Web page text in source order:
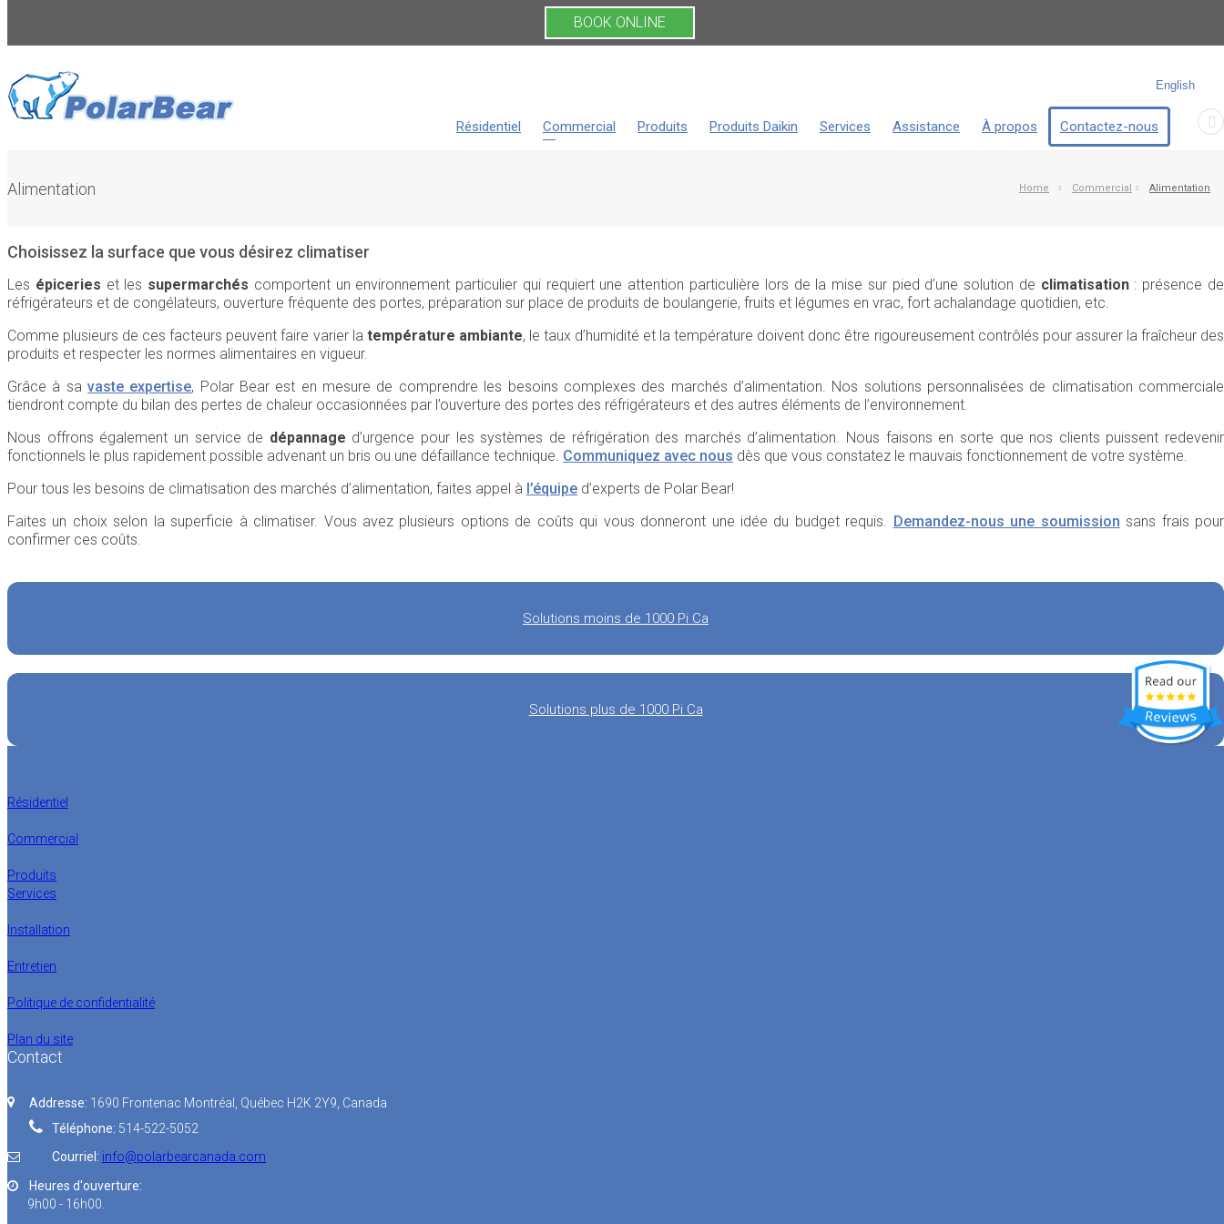
BOOK ONLINE
English
Résidentiel Commercial Produits Produits Daikin Services Assistance À propos Contactez-nous
Alimentation Home Commercial Alimentation
Choisissez la surface que vous désirez climatiser
Les épiceries et les supermarchés comportent un environnement particulier qui requiert une attention particulière lors de la mise sur pied d’une solution de climatisation: présence de
réfrigérateurs et de congélateurs, ouverture fréquente des portes, préparation sur place de produits de boulangerie, fruits et légumes en vrac, fort achalandage quotidien, etc.
Comme plusieurs de ces facteurs peuvent faire varier la température ambiante, le taux d’humidité et la température doivent donc être rigoureusement contrôlés pour assurer la fraîcheur des
produits et respecter les normes alimentaires en vigueur.
Grâce à savaste expertise, Polar Bear est en mesure de comprendre les besoins complexes des marchés d’alimentation. Nos solutions personnalisées de climatisation commerciale
tiendront compte du bilan des pertes de chaleur occasionnées par l’ouverture des portes des réfrigérateurs et des autres éléments de l’environnement.
Nous offrons également un service de dépannage d’urgence pour les systèmes de réfrigération des marchés d’alimentation. Nous faisons en sorte que nos clients puissent redevenir
fonctionnels le plus rapidement possible advenant un bris ou une défaillance technique. Communiquez avec nous dès que vous constatez le mauvais fonctionnement de votre système.
Pour tous les besoins de climatisation des marchés d’alimentation, faites appel à l’équipe d’experts de Polar Bear!
Faites un choix selon la superficie à climatiser. Vous avez plusieurs options de coûts qui vous donneront une idée du budget requis. Demandez-nous une soumission sans frais pour
confirmer ces coûts.
Solutions moins de 1000 Pi Ca
Solutions plus de 1000 Pi Ca
Résidentiel
Commercial
Produits
Services
Installation
Entretien
Politique de confidentialité
Plan du site
Contact
Addresse: 1690 Frontenac Montréal, Québec H2K 2Y9, Canada
Téléphone: 514-522-5052
Courriel: info@polarbearcanada.com
Heures d'ouverture:
9h00 - 16h00.